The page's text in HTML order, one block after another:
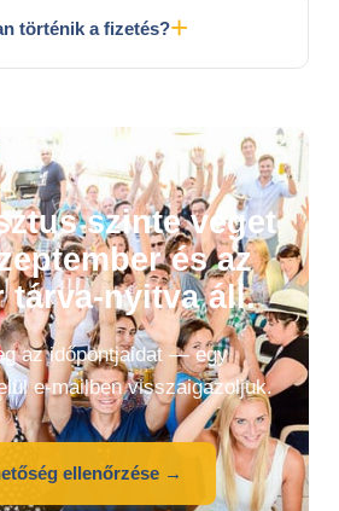
történik a fizetés?
szinte véget
és az
tárva-nyitva áll.
az időpontjaidat — egy
e-mailben visszaigazoljuk.
ellenőrzése →